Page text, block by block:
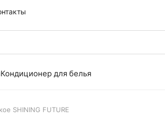
Кондиционер для белья
SHINING FUTURE